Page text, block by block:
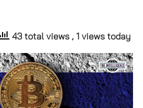
43 total views , 1 views today